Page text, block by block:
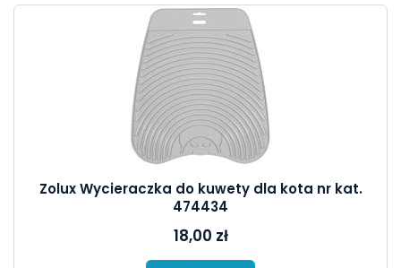
Zolux Wycieraczka do kuwety dla kota nr kat.
474434
18,00 zł